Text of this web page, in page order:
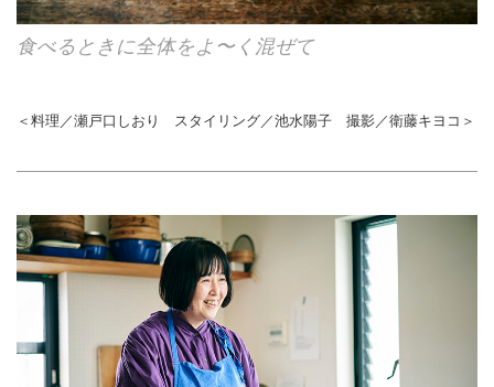
食べるときに全体をよ〜く混ぜて
＜料理／瀬戸口しおり スタイリング／池水陽子 撮影／衛藤キヨコ＞